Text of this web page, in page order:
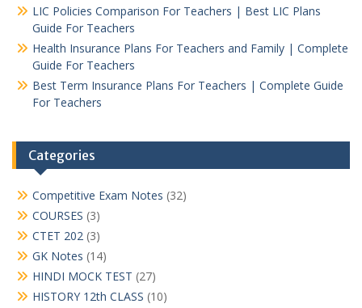
LIC Policies Comparison For Teachers | Best LIC Plans
Guide For Teachers
Health Insurance Plans For Teachers and Family | Complete
Guide For Teachers
Best Term Insurance Plans For Teachers | Complete Guide
For Teachers
Categories
Competitive Exam Notes (32)
COURSES (3)
CTET 202 (3)
GK Notes (14)
HINDI MOCK TEST (27)
HISTORY 12th CLASS (10)